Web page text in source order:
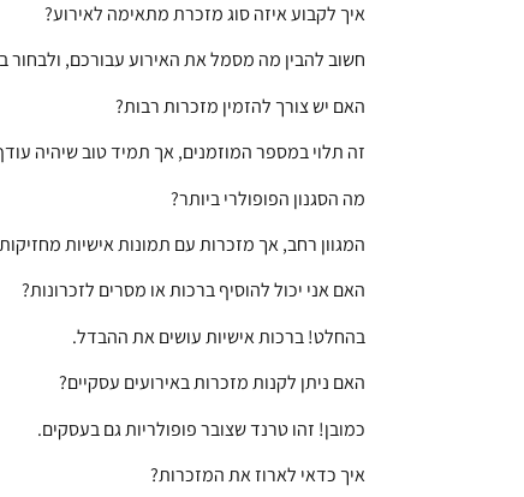
איך לקבוע איזה סוג מזכרת מתאימה לאירוע?
חשוב להבין מה מסמל את האירוע עבורכם, ולבחור
האם יש צורך להזמין מזכרות רבות?
זה תלוי במספר המוזמנים, אך תמיד טוב שיהיה
מה הסגנון הפופולרי ביותר?
המגוון רחב, אך מזכרות עם תמונות אישיות
האם אני יכול להוסיף ברכות או מסרים לזכרונות?
בהחלט! ברכות אישיות עושים את ההבדל.
האם ניתן לקנות מזכרות באירועים עסקיים?
כמובן! זהו טרנד שצובר פופולריות גם בעסקים.
איך כדאי לארוז את המזכרות?